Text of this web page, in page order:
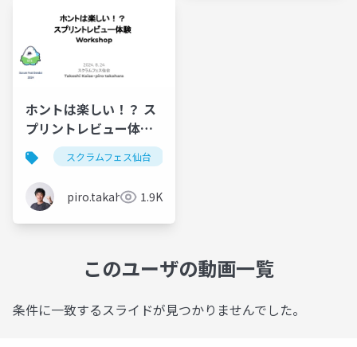
ホントは楽しい！？ ス
プリントレビュー体験 -
スクラムフェス仙台
2024 ワークショップ
スクラムフェス仙台
piro.takahara 1.9K
このユーザの動画一覧
条件に一致するスライドが見つかりませんでした。